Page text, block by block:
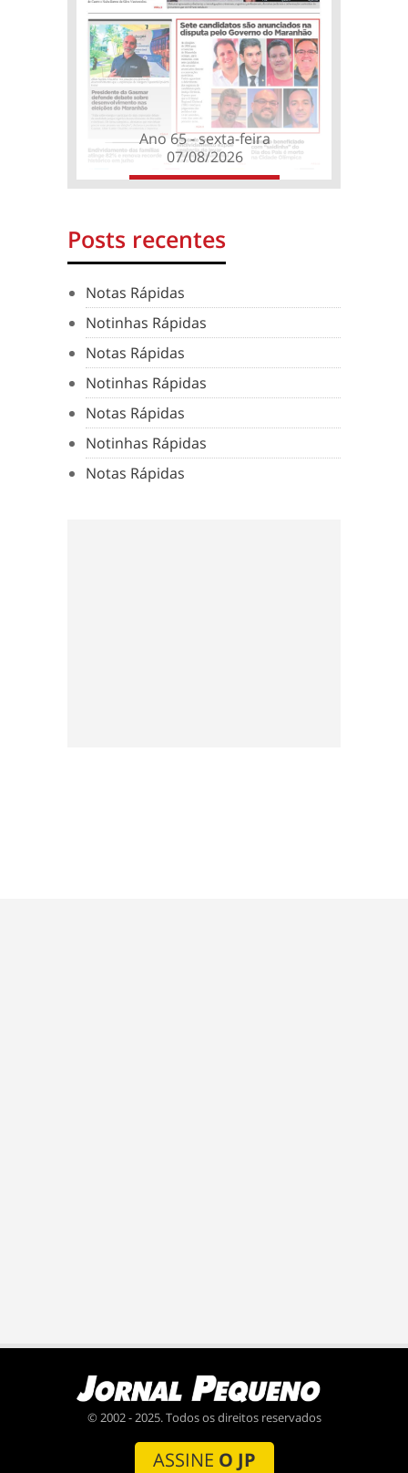
Ano 65 - sexta-feira
07/08/2026
Posts recentes
Notas Rápidas
Notinhas Rápidas
Notas Rápidas
Notinhas Rápidas
Notas Rápidas
Notinhas Rápidas
Notas Rápidas
© 2002 - 2025. Todos os direitos reservados
ASSINE O JP